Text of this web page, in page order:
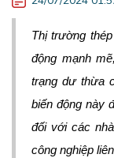
Thị trường
động mạnh
trạng dư thừa
biến động này
đối với các
công nghiệp